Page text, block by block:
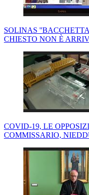
SOLINAS
CHIESTO NON È
COVID-19, LE
COMMISSARIO,